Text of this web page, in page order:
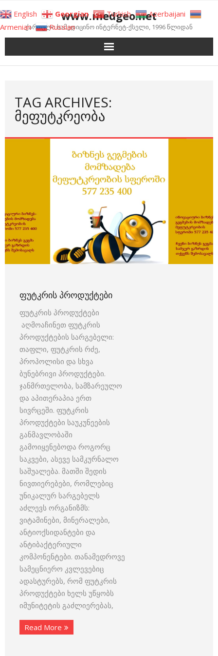
to
content
www.medgeo.net
ქართული სამედიცინო ინტერნეტ-ქსელი, 1996 წლიდან
TAG ARCHIVES:
ᲛᲔᲤᲣᲢᲙᲠᲔᲝᲑᲐ
ᲤᲣᲢᲙᲠᲘᲡ ᲞᲠᲝᲓᲣᲥᲢᲔᲑᲘ
ფუტკრის პროდუქტები
აღმოაჩინეთ ფუტკრის
პროდუქტების სარგებელი:
თაფლი, ფუტკრის რძე,
პროპოლისი და სხვა
ბუნებრივი პროდუქტები.
ჯანმრთელობა, სამზარეულო
და აპითერაპია ერთ
სივრცეში. ფუტკრის
პროდუქტები საუკუნეების
განმავლობაში
გამოიყენებოდა როგორც
საკვები, ასევე სამკურნალო
საშუალება. მათში შედის
ნივთიერებები, რომლებიც
უნიკალურ სარგებელს
აძლევს ორგანიზმს:
ვიტამინები, მინერალები,
ანტიოქსიდანტები და
ანტიბაქტერიული
კომპონენტები. თანამედროვე
სამეცნიერო კვლევებიც
ადასტურებს, რომ ფუტკრის
პროდუქტები ხელს უწყობს
იმუნიტეტის გაძლიერებას,
Read More
English Georgian Turkish
Azerbaijani
Armenian
Russian